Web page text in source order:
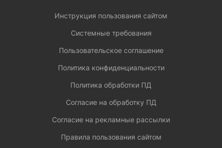
Инструкция пользования сайтом
Системные требования
Пользовательское соглашение
Политика конфиденциальности
Политика обработки ПД
Согласие на обработку ПД
Согласие на рекламные рассылки
Правила пользования сайтом